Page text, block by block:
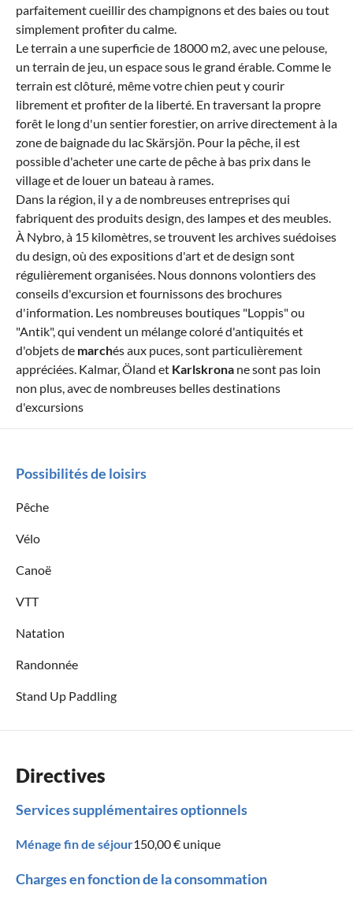
parfaitement cueillir des champignons et des baies ou tout
simplement profiter du calme.
Le terrain a une superficie de 18000 m2, avec une pelouse,
un terrain de jeu, un espace sous le grand érable. Comme le
terrain est clôturé, même votre chien peut y courir
librement et profiter de la liberté. En traversant la propre
forêt le long d'un sentier forestier, on arrive directement à la
zone de baignade du lac Skärsjön. Pour la pêche, il est
possible d'acheter une carte de pêche à bas prix dans le
village et de louer un bateau à rames.
Dans la région, il y a de nombreuses entreprises qui
fabriquent des produits design, des lampes et des meubles.
À Nybro, à 15 kilomètres, se trouvent les archives suédoises
du design, où des expositions d'art et de design sont
régulièrement organisées. Nous donnons volontiers des
conseils d'excursion et fournissons des brochures
d'information. Les nombreuses boutiques "Loppis" ou
"Antik", qui vendent un mélange coloré d'antiquités et
d'objets de marchés aux puces, sont particulièrement
appréciées. Kalmar, Öland et Karlskrona ne sont pas loin
non plus, avec de nombreuses belles destinations
d'excursions
Possibilités de loisirs
Pêche
Vélo
Canoë
VTT
Natation
Randonnée
Stand Up Paddling
Directives
Services supplémentaires optionnels
Ménage fin de séjour150,00 € unique
Charges en fonction de la consommation